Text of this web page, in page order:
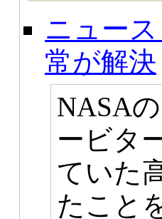
ニュー
常が解決
NASA
ービタ
ていた
たこと